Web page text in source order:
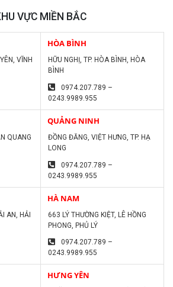
VỰC MIỀN BẮC
VĨNH
HÒA BÌNH
HỮU NGHỊ, TP. HÒA BÌNH, HÒA
BÌNH
0974.207.789 –
0243.9989.955
QUANG
QUẢNG NINH
ĐỒNG ĐĂNG, VIỆT HƯNG, TP. HẠ
LONG
0974.207.789 –
0243.9989.955
AN, HẢI
HÀ NAM
663 LÝ THƯỜNG KIỆT, LÊ HỒNG
PHONG, PHỦ LÝ
0974.207.789 –
0243.9989.955
HƯNG YÊN